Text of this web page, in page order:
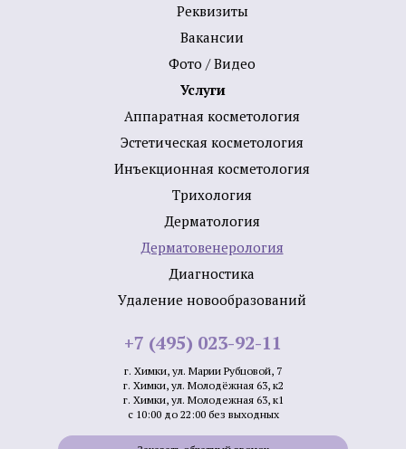
Реквизиты
Вакансии
Фото / Видео
Услуги
Аппаратная косметология
Эстетическая косметология
Инъекционная косметология
Трихология
Дермато­логия
Дерматовенерология
Диагностика
Удаление новообразований
+7 (495) 023-92-11
г. Химки, ул. Марии Рубцовой, 7
г. Химки, ул. Молодёжная 63, к2
г. Химки, ул. Молодежная 63, к1
с 10:00 до 22:00 без выходных